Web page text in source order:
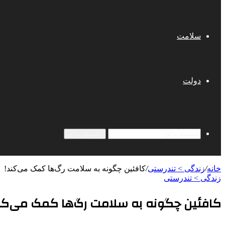
سلامت
دولت
خانه/زندگی > تندرستی/کافئین چگونه به سلامت رگ‌ها کمک می‌کند!
زندگی > تندرستی
کافئین چگونه به سلامت رگ‌ها کمک